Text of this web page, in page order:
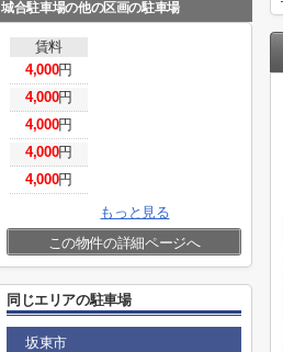
城合駐車場の他の区画の駐車場
賃料
4,000円
4,000円
4,000円
4,000円
4,000円
もっと見る
この物件の詳細ページへ
同じエリアの駐車場
坂東市